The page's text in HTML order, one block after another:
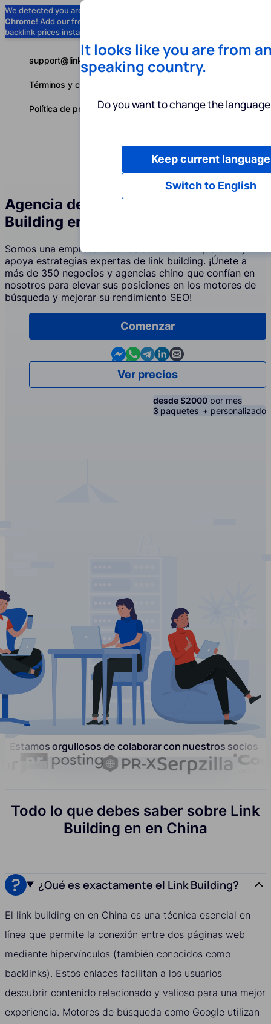
We detected you are using
Chrome! Add our free extension to check
backlink prices instantly as you browse.
Servicios
Español
support@linkbuilder.com
Términos y condiciones
Política de privacidad
Agencia de Servicios de Link
Building en China
Somos una empresa reconocida en China que crea y
apoya estrategias expertas de link building. ¡Únete a
más de 350 negocios y agencias chino que confían en
nosotros para elevar sus posiciones en los motores de
búsqueda y mejorar su rendimiento SEO!
Comenzar
Contact us in Messenger
Contact us in WhatsApp
Contact us in Telegram
Contact us in Linkedin
Contact us by email
Ver precios
desde $2000 por mes
3 paquetes + personalizado
Estamos orgullosos de colaborar con nuestros socios:
Todo lo que debes saber sobre Link
Building en en China
¿Qué es exactamente el Link Building?
El link building en en China es una técnica esencial en
línea que permite la conexión entre dos páginas web
mediante hipervínculos (también conocidos como
backlinks). Estos enlaces facilitan a los usuarios
descubrir contenido relacionado y valioso para una mejor
experiencia. Motores de búsqueda como Google utilizan
It looks like you are from
speaking country.
Do you want to change the
Switch to English
Keep current language